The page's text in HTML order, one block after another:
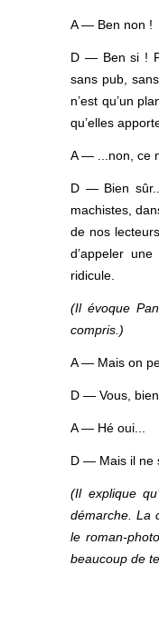
A — Ben non !
D — Ben si !
sans pub,
n’est qu’un
qu’elles
A — ...non, ce
D — Bien
machistes,
de nos
d’appeler
ridicule.
(Il évoque
compris.)
A — Mais on
D — Vous, bien
A — Hé oui...
D — Mais il ne
(Il explique
démarche. La
le roman-
beaucoup de